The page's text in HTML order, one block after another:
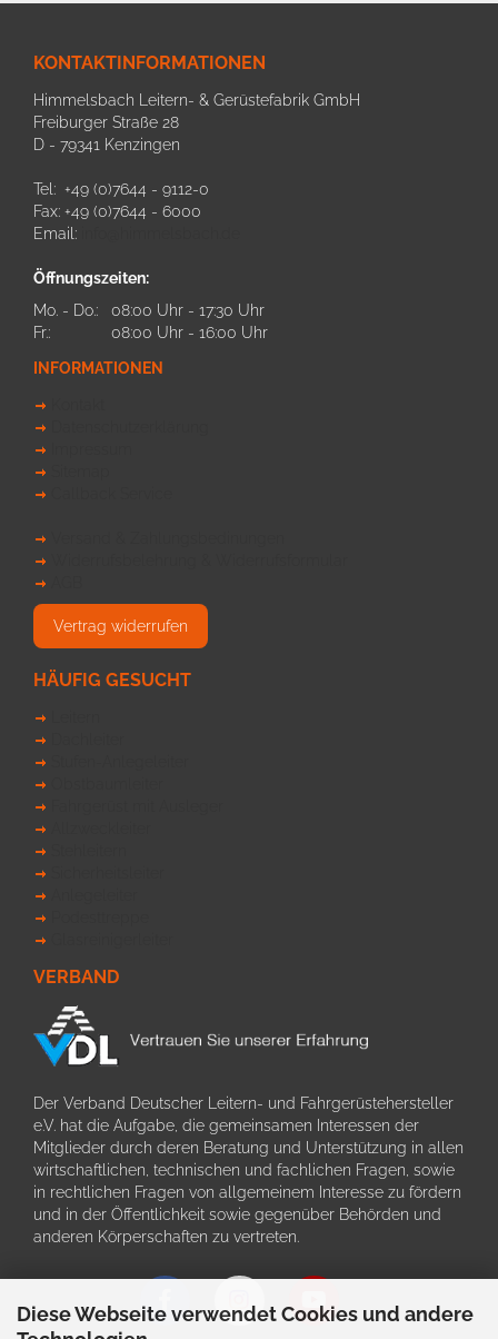
Diese Webseite verwendet Cookies und andere
KONTAKTINFORMATIONEN
Himmelsbach Leitern- & Gerüstefabrik GmbH
Freiburger Straße 28
D - 79341 Kenzingen
Tel: +49 (0)7644 - 9112-0
Fax: +49 (0)7644 - 6000
Email:
Öffnungszeiten:
Mo. - Do.:
08:00 Uhr - 17:30 Uhr
Fr.:
08:00 Uhr - 16:00 Uhr
INFORMATIONEN
Vertrag widerrufen
HÄUFIG GESUCHT
VERBAND
Der Verband Deutscher Leitern- und Fahrgerüstehersteller
e.V. hat die Aufgabe, die gemeinsamen Interessen der
Mitglieder durch deren Beratung und Unterstützung in allen
wirtschaftlichen, technischen und fachlichen Fragen, sowie
in rechtlichen Fragen von allgemeinem Interesse zu fördern
und in der Öffentlichkeit sowie gegenüber Behörden und
anderen Körperschaften zu vertreten.